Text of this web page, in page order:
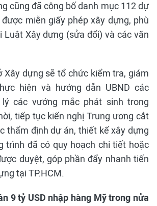
cũng đã công bố danh mục 112 dự
miễn giấy phép xây dựng, phù
Luật Xây dựng (sửa đổi) và các văn
Xây dựng sẽ tổ chức kiểm tra, giám
hiện và hướng dẫn UBND các
các vướng mắc phát sinh trong
tiếp tục kiến nghị Trung ương cắt
thẩm định dự án, thiết kế xây dựng
trình đã có quy hoạch chi tiết hoặc
duyệt, góp phần đẩy nhanh tiến
tại TP.HCM.
9 tỷ USD nhập hàng Mỹ trong nửa